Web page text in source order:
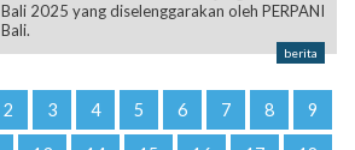
Bali 2025 yang diselenggarakan oleh PERPANI
Bali.
berita
2 3 4 5 6 7 8 9